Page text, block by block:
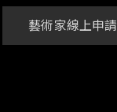
藝術家線上申請